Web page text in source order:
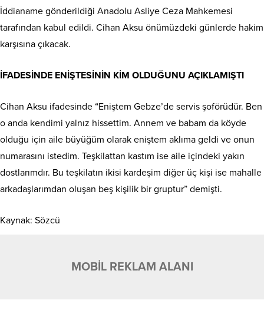
İddianame gönderildiği Anadolu Asliye Ceza Mahkemesi
tarafından kabul edildi. Cihan Aksu önümüzdeki günlerde hakim
karşısına çıkacak.
İFADESİNDE ENİŞTESİNİN KİM OLDUĞUNU AÇIKLAMIŞTI
Cihan Aksu ifadesinde “Eniştem Gebze’de servis şoförüdür. Ben
o anda kendimi yalnız hissettim. Annem ve babam da köyde
olduğu için aile büyüğüm olarak eniştem aklıma geldi ve onun
numarasını istedim. Teşkilattan kastım ise aile içindeki yakın
dostlarımdır. Bu teşkilatın ikisi kardeşim diğer üç kişi ise mahalle
arkadaşlarımdan oluşan beş kişilik bir gruptur” demişti.
Kaynak: Sözcü
MOBİL REKLAM ALANI